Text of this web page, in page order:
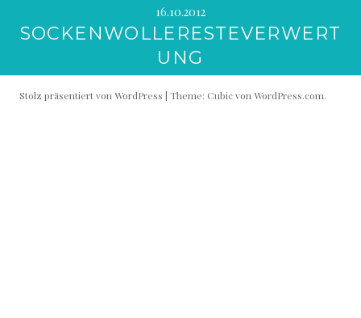
16.10.2012
SOCKENWOLLERESTEVERWERT
UNG
Stolz präsentiert von WordPress | Theme: Cubic von WordPress.com.